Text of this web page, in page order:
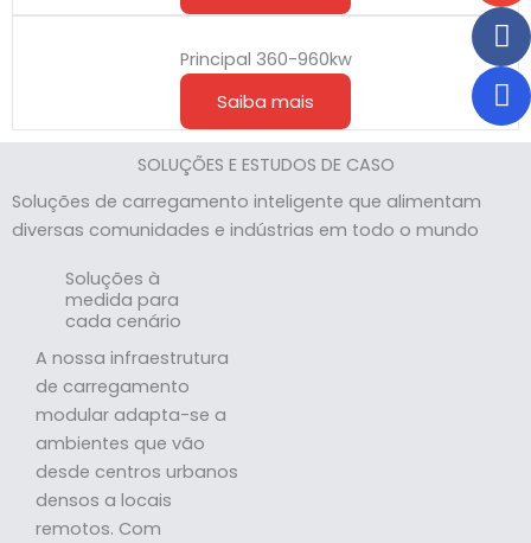
Principal 360-960kw
Saiba mais
SOLUÇÕES E ESTUDOS DE CASO
Soluções de carregamento inteligente que alimentam
diversas comunidades e indústrias em todo o mundo
Soluções à
medida para
cada cenário
A nossa infraestrutura
de carregamento
modular adapta-se a
ambientes que vão
desde centros urbanos
densos a locais
remotos. Com